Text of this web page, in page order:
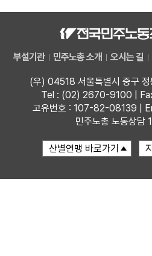
부설기관 민주노총 소개 오시는 길
(우) 04518 서울특별시 중구
Tel : (02) 2670-9100 |
고유번호 : 107-82-08139 |
민주노총 노동상